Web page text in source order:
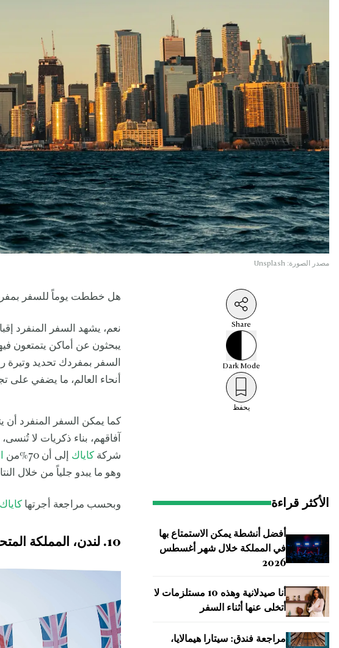
مصدر الصورة: Unsplash
Share
DarkMode
يحفظ
الأكثر قراءة
أفضل أنشطة يمكن الاستمتاع بها
في المملكة خلال شهر أغسطس
2026
أنا صيدلانية وهذه 10 مستلزمات لا
أتخلى عنها أثناء السفر
مراجعة فندق: سيتارا هيمالايا،
هل خططت يوماً للسفر
نعم، يشهد السفر المنفرد
يبحثون عن أماكن يتمتعون
السفر بمفردك تحديد
أنحاء العالم، ما يضفي على
كما يمكن السفر المنفرد
آفاقهم، بناء ذكريات لا
شركة كاياك إلى أن 70%من
وهو ما يبدو جلياً من خلال
وبحسب مراجعة أجرتها كاياك
10. لندن، المملكة المتحدة